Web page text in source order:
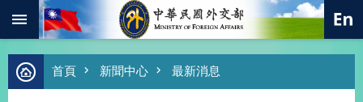
跳到主要內容區塊
進
階
首頁 新聞中心 最新消息